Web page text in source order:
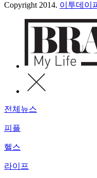
Copyright 2014. 이투데이
전체뉴스
피플
헬스
라이프